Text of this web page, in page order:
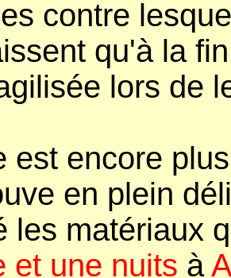
contre
qu'à la
lors de
est encore
en plein
les matériaux
et une nuits à